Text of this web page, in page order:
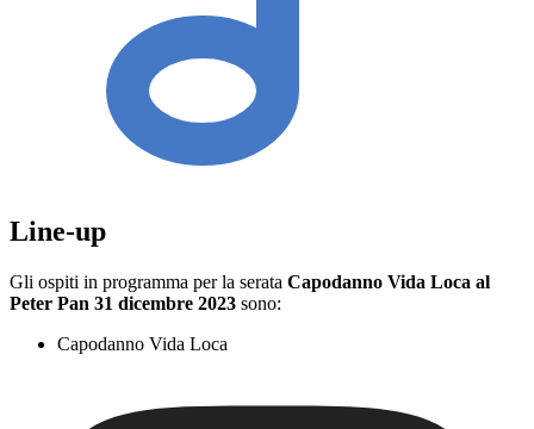
Line-up
Gli ospiti in programma per la serata Capodanno Vida Loca al
Peter Pan 31 dicembre 2023 sono:
Capodanno Vida Loca